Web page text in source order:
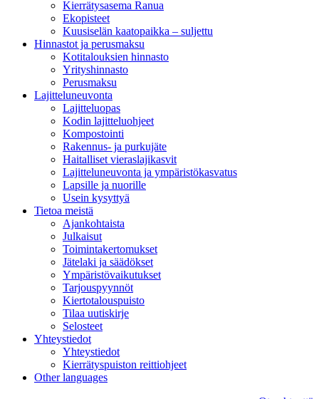
Kierrätysasema Ranua
Ekopisteet
Kuusiselän kaatopaikka – suljettu
Hinnastot ja perusmaksu
Kotitalouksien hinnasto
Yrityshinnasto
Perusmaksu
Lajitteluneuvonta
Lajitteluopas
Kodin lajitteluohjeet
Kompostointi
Rakennus- ja purkujäte
Haitalliset vieraslajikasvit
Lajitteluneuvonta ja ympäristökasvatus
Lapsille ja nuorille
Usein kysyttyä
Tietoa meistä
Ajankohtaista
Julkaisut
Toimintakertomukset
Jätelaki ja säädökset
Ympäristövaikutukset
Tarjouspyynnöt
Kiertotalouspuisto
Tilaa uutiskirje
Selosteet
Yhteystiedot
Yhteystiedot
Kierrätyspuiston reittiohjeet
Other languages